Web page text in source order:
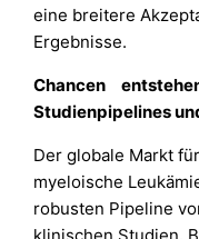
eine breitere
Ergebnisse.
Chancen
Studienpipelines
Der globale Markt
myeloische
robusten Pipeline